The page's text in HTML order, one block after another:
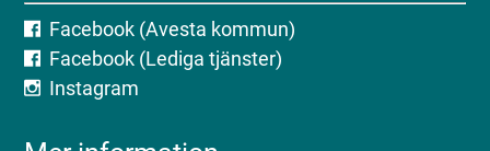
Facebook (Avesta kommun)
Facebook (Lediga tjänster)
Instagram